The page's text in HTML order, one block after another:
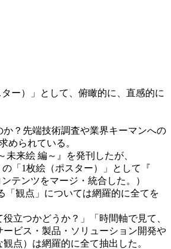
ー）」として、俯瞰的に、直感的に
？先端技術調査や業界キーマンへの
められている。
来絵 編～』を発刊したが、
「1枚絵（ポスター）」として『
テンツをマージ・統合した。）
「観点」については網羅的に全てを
立つかどうか？」「時間軸で見て、
ビス・製品・ソリューション開発や
点）は網羅的に全て抽出した。